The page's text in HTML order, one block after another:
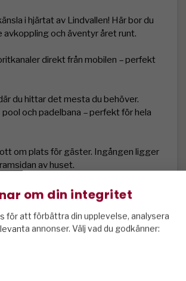
i hjärtat av Lindvallen! Här bor du
och äventyr året runt.
direkt från mobilen – perfekt
du hittar det mesta du behöver.
och padelbana – perfekt för hela
om plats för gäster. Ingången ligger
av huset.
– året runt!
om din integritet
för att förbättra din upplevelse, analysera
annonser. Välj vad du godkänner: